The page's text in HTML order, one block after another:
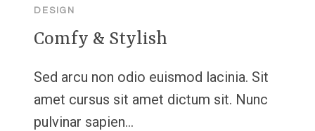
DESIGN
Comfy & Stylish
Sed arcu non odio euismod lacinia. Sit
amet cursus sit amet dictum sit. Nunc
pulvinar sapien…